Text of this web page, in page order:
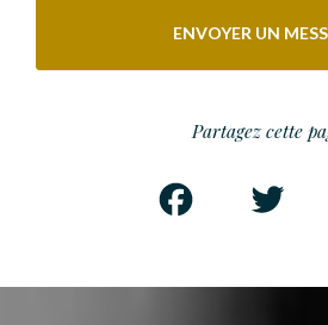
ENVOYER UN
Partagez cette